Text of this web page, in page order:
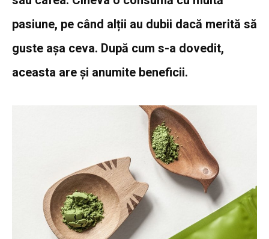
pasiune, pe când alții au dubii dacă merită să
guste așa ceva. După cum s-a dovedit,
aceasta are și anumite beneficii.